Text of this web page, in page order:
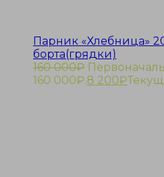
Парник «Хлебница»
борта(грядки)
160 000₽
160 000₽.8 200₽